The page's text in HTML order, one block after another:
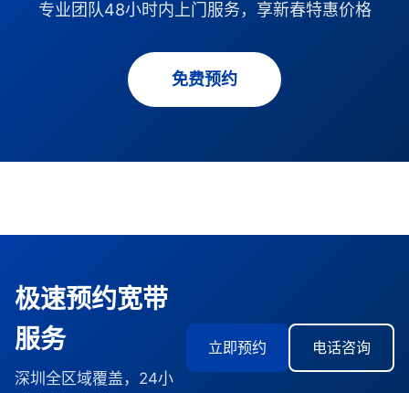
专业团队48小时内上门服务，享新春特惠价格
免费预约
极速预约宽带
服务
深圳全区域覆盖，24小
立即预约 电话咨询